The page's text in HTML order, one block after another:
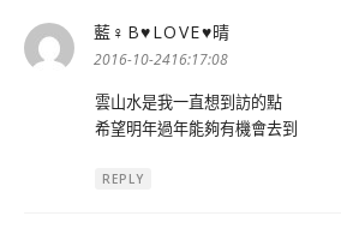
藍♀Β♥LOVE♥晴
2016-10-2416:17:08
雲山水是我一直想到訪的點
希望明年過年能夠有機會去到
REPLY